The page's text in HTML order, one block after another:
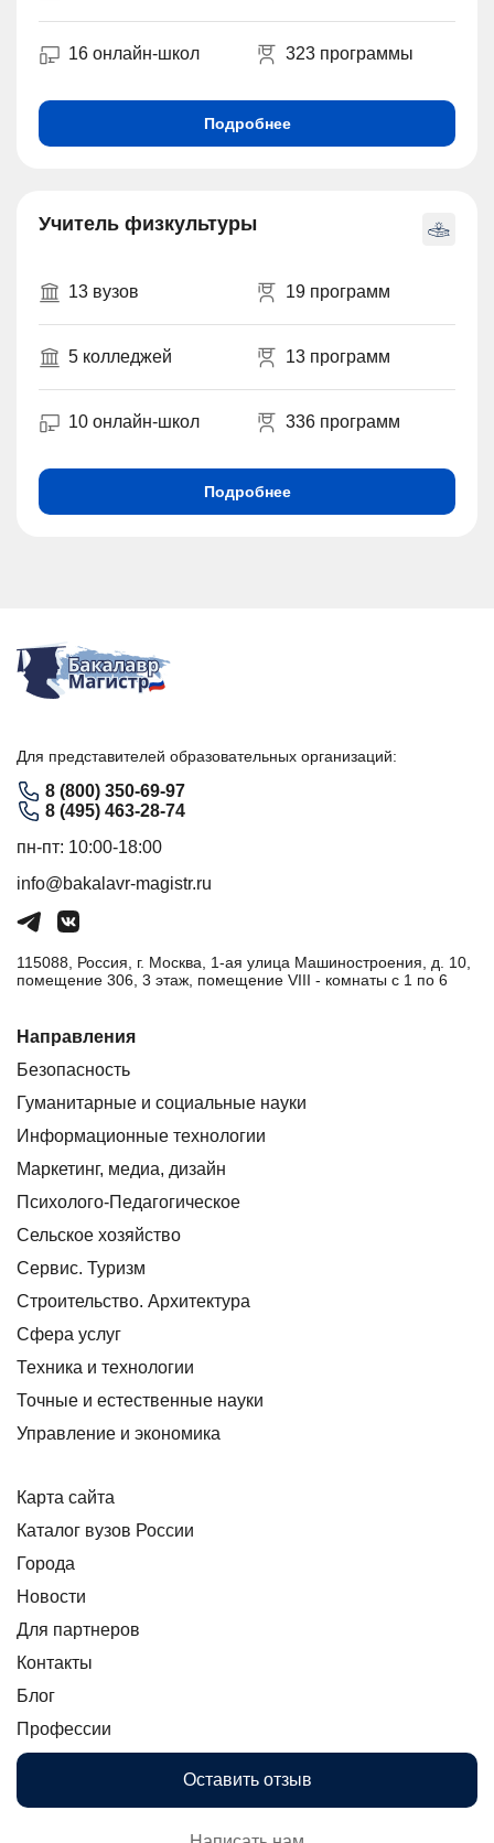
16 онлайн-школ 323 программы
Подробнее
Учитель физкультуры
13 вузов 19 программ
5 колледжей 13 программ
10 онлайн-школ 336 программ
Подробнее
Для представителей образовательных организаций:
8 (800) 350-69-97
8 (495) 463-28-74
пн-пт: 10:00-18:00
info@bakalavr-magistr.ru
115088, Россия, г. Москва, 1-ая улица Машиностроения, д. 10,
помещение 306, 3 этаж, помещение VIII - комнаты с 1 по 6
Направления
Безопасность
Гуманитарные и социальные науки
Информационные технологии
Маркетинг, медиа, дизайн
Психолого-Педагогическое
Сельское хозяйство
Сервис. Туризм
Строительство. Архитектура
Сфера услуг
Техника и технологии
Точные и естественные науки
Управление и экономика
Карта сайта
Каталог вузов России
Города
Новости
Для партнеров
Контакты
Блог
Профессии
Оставить отзыв